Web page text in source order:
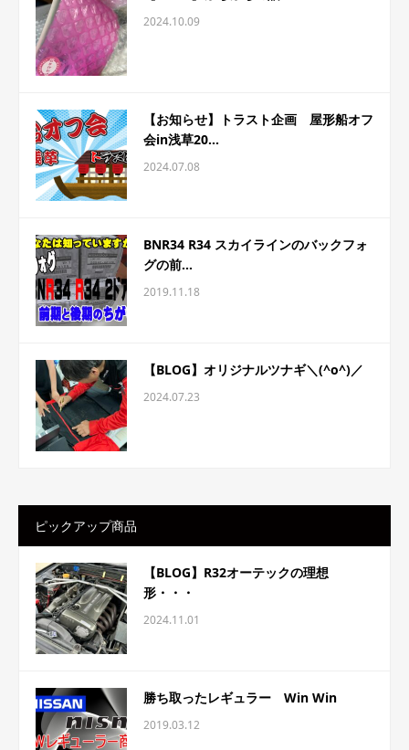
2024.10.09
【お知らせ】トラスト企画 屋形船オフ
会in浅草20...
2024.07.08
BNR34 R34 スカイラインのバックフォ
グの前...
2019.11.18
【BLOG】オリジナルツナギ＼(^o^)／
2024.07.23
ピックアップ商品
【BLOG】R32オーテックの理想
形・・・
2024.11.01
勝ち取ったレギュラー Win Win
2019.03.12